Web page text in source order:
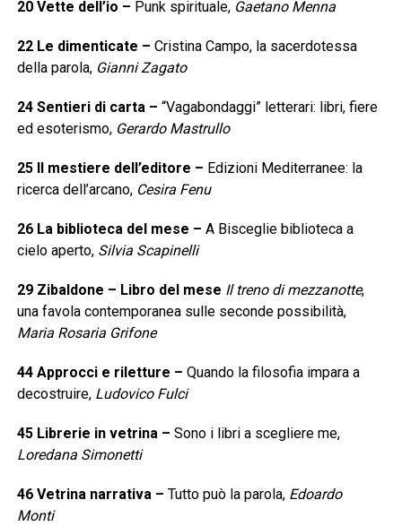
20 Vette dell’io – Punk spirituale, Gaetano Menna
22 Le dimenticate – Cristina Campo, la sacerdotessa
della parola, Gianni Zagato
24 Sentieri di carta– “Vagabondaggi” letterari: libri, fiere
ed esoterismo, Gerardo Mastrullo
25 Il mestiere dell’editore – Edizioni Mediterranee: la
ricerca dell’arcano, Cesira Fenu
26 La biblioteca del mese – A Bisceglie biblioteca a
cielo aperto, Silvia Scapinelli
29 Zibaldone – Libro del mese Il treno di mezzanotte,
una favola contemporanea sulle seconde possibilità,
Maria Rosaria Grifone
44 Approcci e riletture – Quando la filosofia impara a
decostruire, Ludovico Fulci
45 Librerie in vetrina– Sono i libri a scegliere me,
Loredana Simonetti
46 Vetrina narrativa– Tutto può la parola, Edoardo
Monti